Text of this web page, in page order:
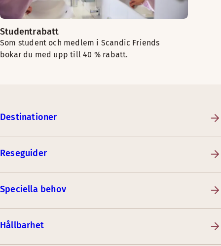
Studentrabatt
Som student och medlem i Scandic Friends
bokar du med upp till 40 % rabatt.
Destinationer
Reseguider
Speciella behov
Hållbarhet